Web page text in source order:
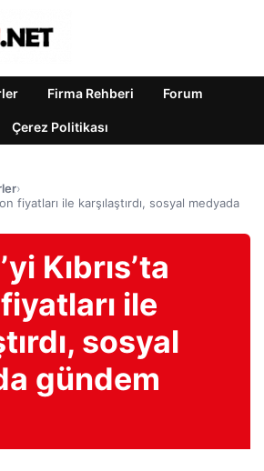
Firma Rehberi Forum
Çerez Politikası
›
fiyatları ile karşılaştırdı, sosyal medyada
Kıbrıs’ta
ile
sosyal
gündem